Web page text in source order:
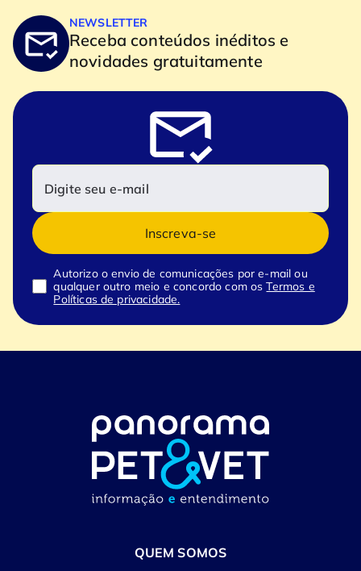
NEWSLETTER
Receba conteúdos inéditos e
novidades gratuitamente
Inscreva-se
Autorizo o envio de comunicações por e-mail ou
qualquer outro meio e concordo com osTermos e
Políticas de privacidade.
QUEM SOMOS